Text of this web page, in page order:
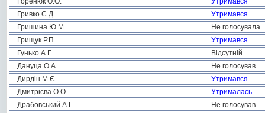
Гривко С.Д.
Утримався
Гришина Ю.М.
Не голосувала
Грищук Р.П.
Утримався
Гунько А.Г.
Відсутній
Дануца О.А.
Не голосував
Дирдін М.Є.
Утримався
Дмитрієва О.О.
Утрималась
Драбовський А.Г.
Не голосував